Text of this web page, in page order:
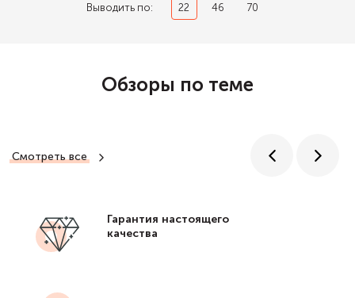
Выводить по: 22 46 70
Обзоры по теме
Смотреть все
Гарантия настоящего
качества